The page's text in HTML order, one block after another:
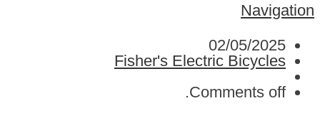
Navigation
02/05/2025
Fisher's Electric Bicycles
Comments off.